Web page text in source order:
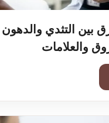
بين التثدي
والعلامات